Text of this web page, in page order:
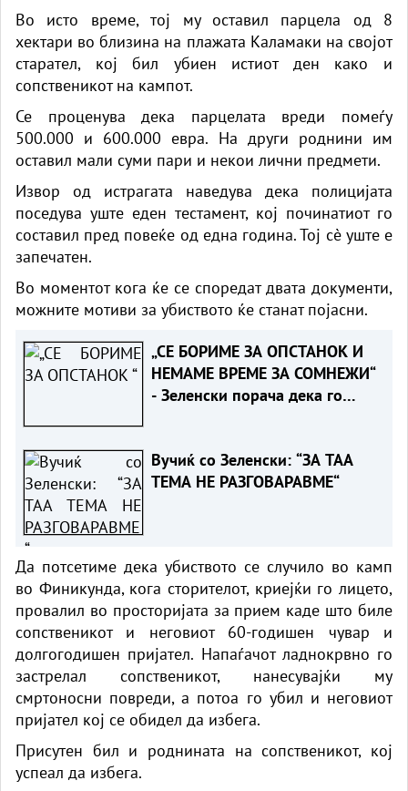
Во исто време, тој му оставил парцела од 8
хектари во близина на плажата Каламаки на својот
старател, кој бил убиен истиот ден како и
сопственикот на кампот.
Се проценува дека парцелата вреди помеѓу
500.000 и 600.000 евра. На други роднини им
оставил мали суми пари и некои лични предмети.
Извор од истрагата наведува дека полицијата
поседува уште еден тестамент, кој починатиот го
составил пред повеќе од една година. Тој сè уште е
запечатен.
Во моментот кога ќе се споредат двата документи,
можните мотиви за убиството ќе станат појасни.
„СЕ БОРИМЕ ЗА ОПСТАНОК И
НЕМАМЕ ВРЕМЕ ЗА СОМНЕЖИ“
- Зеленски порача дека го
Вучиќ со Зеленски: “ЗА ТАА
ТЕМА НЕ РАЗГОВАРАВМЕ“
Да потсетиме дека убиството се случило во камп
во Финикунда, кога сторителот, криејќи го лицето,
провалил во просторијата за прием каде што биле
сопственикот и неговиот 60-годишен чувар и
долгогодишен пријател. Напаѓачот ладнокрвно го
застрелал сопственикот, нанесувајќи му
смртоносни повреди, а потоа го убил и неговиот
пријател кој се обидел да избега.
Присутен бил и роднината на сопственикот, кој
успеал да избега.